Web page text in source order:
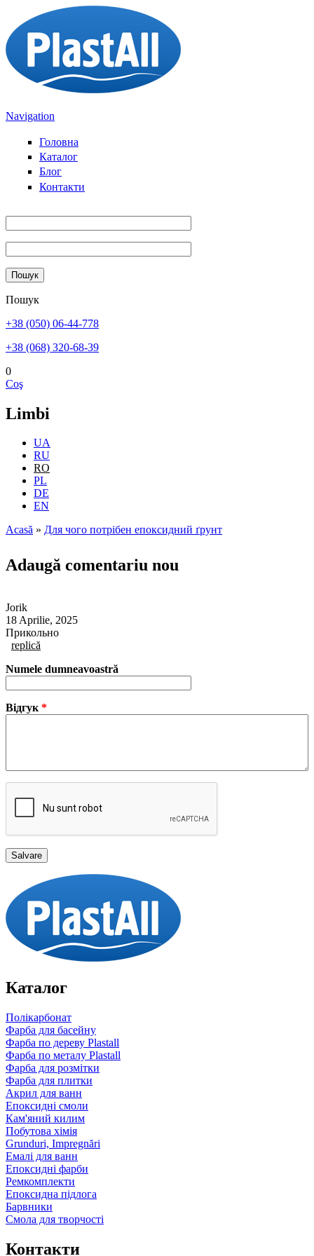
Sari la conținutul principal
Navigation
Головна
Каталог
Блог
Контакти
Пошук
+38 (050) 06-44-778
+38 (068) 320-68-39
0
Coş
Limbi
UA
RU
RO
PL
DE
EN
Acasă » Для чого потрібен епоксидний ґрунт
Adaugă comentariu nou
Jorik
18 Aprilie, 2025
Прикольно
replică
Numele dumneavoastră
Відгук *
Каталог
Полікарбонат
Фарба для басейну
Фарба по дереву Plastall
Фарба по металу Plastall
Фарба для розмітки
Фарба для плитки
Акрил для ванн
Епоксидні смоли
Кам'яний килим
Побутова хімія
Grunduri, Impregnări
Емалі для ванн
Епоксидні фарби
Ремкомплекти
Епоксидна підлога
Барвники
Смола для творчості
Контакти